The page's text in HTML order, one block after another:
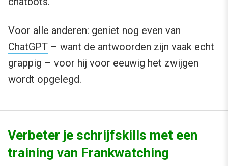
Voor alle anderen: geniet nog even van
ChatGPT – want de antwoorden zijn vaak echt
grappig – voor hij voor eeuwig het zwijgen
wordt opgelegd.
Verbeter je schrijfskills met een
training van Frankwatching